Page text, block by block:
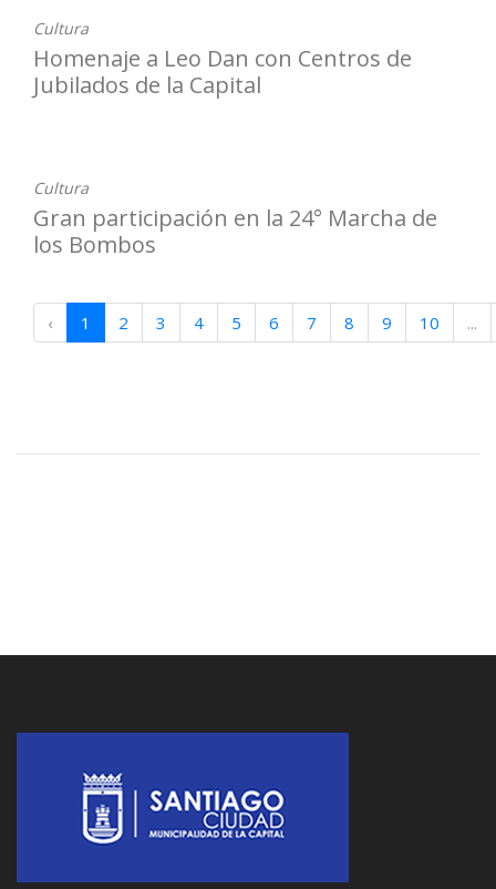
Cultura
Homenaje a Leo Dan con Centros de
Jubilados de la Capital
Cultura
Gran participación en la 24° Marcha de
los Bombos
‹ 1 2 3 4 5 6 7 8 9 10 ...